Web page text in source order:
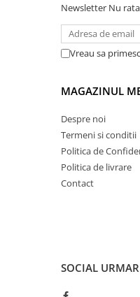
Newsletter Nu
Vreau sa
MAGAZINUL
Despre noi
Termeni si conditii
Politica de
Politica de livrare
Contact
SOCIAL